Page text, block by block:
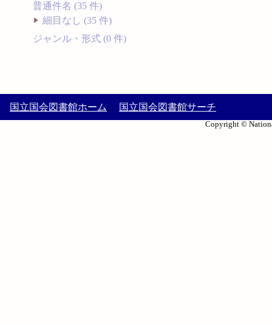
普通件名 (35 件)
細目なし (35 件)
ジャンル・形式 (0 件)
国立国会図書館ホーム 国立国会図書館サーチ
Copyright ©